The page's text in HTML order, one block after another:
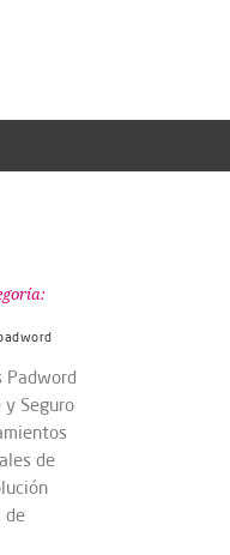
Padword
Seguro
de
de